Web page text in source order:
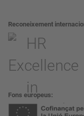
Reconeixement
Fons europeus